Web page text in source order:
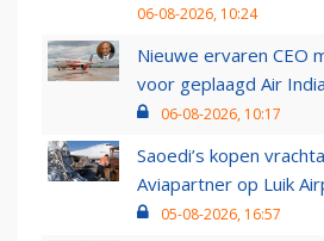
06-08-2026, 10:24
Nieuwe ervaren CEO
voor geplaagd Air India
06-08-2026, 10:17
Saoedi’s kopen
Aviapartner op Luik
05-08-2026, 16:57